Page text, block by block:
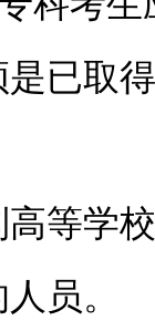
已取
等学
员。